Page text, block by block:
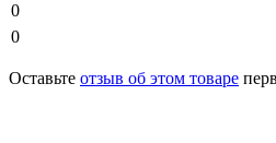
0
0
Оставьте отзыв об этом товаре